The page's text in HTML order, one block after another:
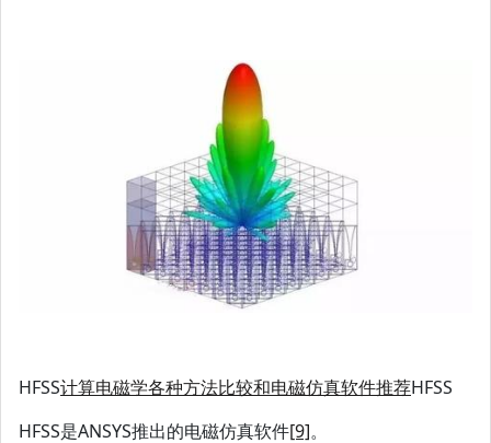
HFSS计算电磁学各种方法比较和电磁仿真软件推荐HFSS
HFSS是ANSYS推出的电磁仿真软件[9]。